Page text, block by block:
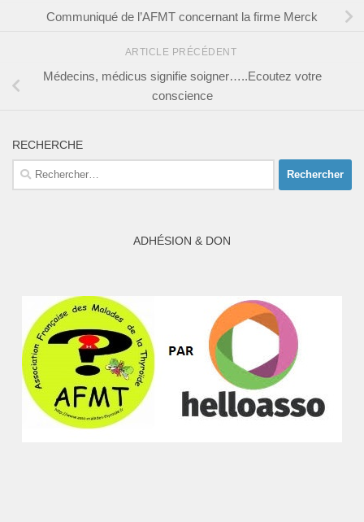
Communiqué de l’AFMT concernant la firme Merck
ARTICLE PRÉCÉDENT
Médecins, médicus signifie soigner…..Ecoutez votre
conscience
RECHERCHE
Rechercher :
ADHÉSION & DON